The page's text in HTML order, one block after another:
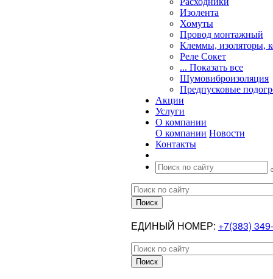
Изолента
Хомуты
Провод монтажный
Клеммы, изоляторы,
Реле Сокет
... Показать все
Шумовиброизоляция
Предпусковые
Акции
Услуги
О компании
О компании Новости
Контакты
ЕДИНЫЙ НОМЕР: +7(383)